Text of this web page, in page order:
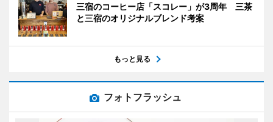
三宿のコーヒー店「スコレー」が3周年 三茶
と三宿のオリジナルブレンド考案
もっと見る
フォトフラッシュ